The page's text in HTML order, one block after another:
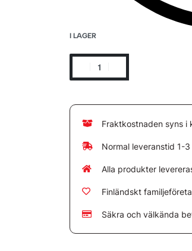
I LAGER
Fraktkostnaden syns i
Normal leveranstid 1-
Alla produkter
Finländskt
Säkra och välkända